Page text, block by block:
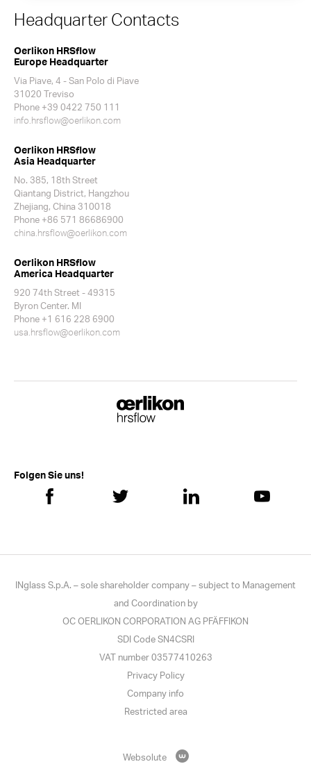
Headquarter Contacts
Oerlikon HRSflow
Europe Headquarter
Via Piave, 4 - San Polo di Piave
31020 Treviso
Phone +39 0422 750 111
info.hrsflow@oerlikon.com
Oerlikon HRSflow
Asia Headquarter
No. 385, 18th Street
Qiantang District, Hangzhou
Zhejiang, China 310018
Phone +86 571 86686900
china.hrsflow@oerlikon.com
Oerlikon HRSflow
America Headquarter
920 74th Street - 49315
Byron Center. MI
Phone +1 616 228 6900
usa.hrsflow@oerlikon.com
Folgen Sie uns!
INglass S.p.A. – sole shareholder company – subject to Management
and Coordination by
OC OERLIKON CORPORATION AG PFÄFFIKON
SDI Code SN4CSRI
VAT number 03577410263
Privacy Policy
Company info
Restricted area
Websolute